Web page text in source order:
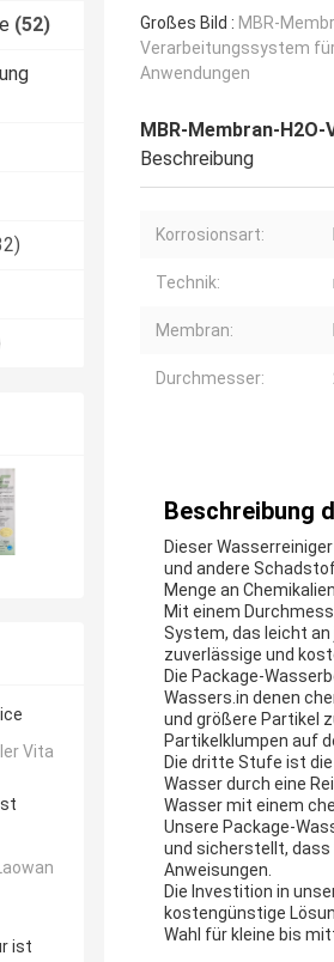
(52)
Vita
ist
Großes Bild : MBR-
Verarbeitungssystem
Anwendungen
MBR-Membran-
Beschreibung
Korrosionsart:
Technik:
Membran:
Durchmesser:
Beschreibung
Dieser
und andere
Menge an
Mit einem
System, das leicht an
zuverlässige und
Die Package-
Wassers.in denen
und größere Partikel
Partikelklumpen auf
Die dritte Stufe ist
Wasser durch eine
Wasser mit einem
Unsere Package-
und sicherstellt, dass
Anweisungen.
Die Investition in
kostengünstige
Wahl für kleine bis